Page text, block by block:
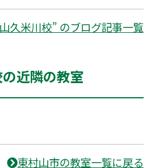
久米川校” のブログ記事一覧
近隣の教室
東村山市の教室一覧に戻る